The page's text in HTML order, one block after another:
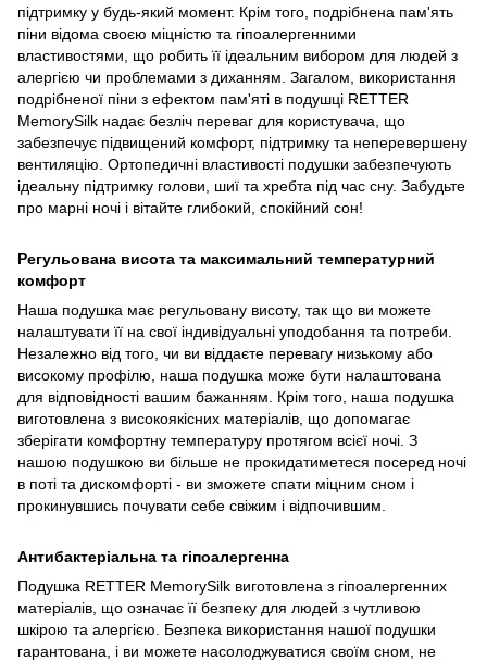
підтримку у будь-який момент. Крім того, подрібнена пам'ять
піни відома своєю міцністю та гіпоалергенними
властивостями, що робить її ідеальним вибором для людей з
алергією чи проблемами з диханням. Загалом, використання
подрібненої піни з ефектом пам'яті в подушці RETTER
MemorySilk надає безліч переваг для користувача, що
забезпечує підвищений комфорт, підтримку та неперевершену
вентиляцію. Ортопедичні властивості подушки забезпечують
ідеальну підтримку голови, шиї та хребта під час сну. Забудьте
про марні ночі і вітайте глибокий, спокійний сон!
Регульована висота та максимальний температурний
комфорт
Наша подушка має регульовану висоту, так що ви можете
налаштувати її на свої індивідуальні уподобання та потреби.
Незалежно від того, чи ви віддаєте перевагу низькому або
високому профілю, наша подушка може бути налаштована
для відповідності вашим бажанням. Крім того, наша подушка
виготовлена ​​з високоякісних матеріалів, що допомагає
зберігати комфортну температуру протягом всієї ночі. З
нашою подушкою ви більше не прокидатиметеся посеред ночі
в поті та дискомфорті - ви зможете спати міцним сном і
прокинувшись почувати себе свіжим і відпочившим.
Антибактеріальна та гіпоалергенна
Подушка RETTER MemorySilk виготовлена ​​з гіпоалергенних
матеріалів, що означає її безпеку для людей з чутливою
шкірою та алергією. Безпека використання нашої подушки
гарантована, і ви можете насолоджуватися своїм сном, не